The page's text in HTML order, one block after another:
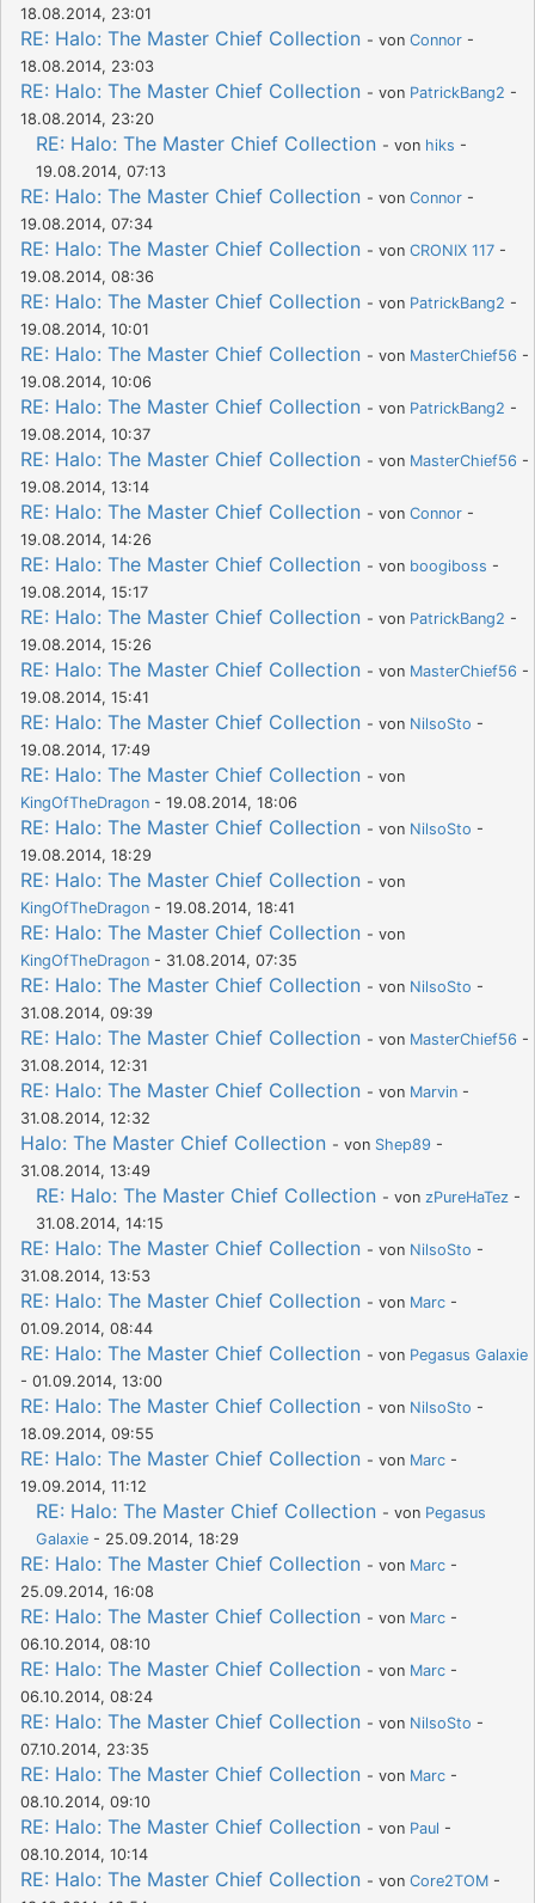
18.08.2014, 23:01
RE: Halo: The Master Chief Collection - von Connor -
18.08.2014, 23:03
RE: Halo: The Master Chief Collection - von PatrickBang2 -
18.08.2014, 23:20
RE: Halo: The Master Chief Collection - von hiks -
19.08.2014, 07:13
RE: Halo: The Master Chief Collection - von Connor -
19.08.2014, 07:34
RE: Halo: The Master Chief Collection - von CRONIX 117 -
19.08.2014, 08:36
RE: Halo: The Master Chief Collection - von PatrickBang2 -
19.08.2014, 10:01
RE: Halo: The Master Chief Collection - von MasterChief56 -
19.08.2014, 10:06
RE: Halo: The Master Chief Collection - von PatrickBang2 -
19.08.2014, 10:37
RE: Halo: The Master Chief Collection - von MasterChief56 -
19.08.2014, 13:14
RE: Halo: The Master Chief Collection - von Connor -
19.08.2014, 14:26
RE: Halo: The Master Chief Collection - von boogiboss -
19.08.2014, 15:17
RE: Halo: The Master Chief Collection - von PatrickBang2 -
19.08.2014, 15:26
RE: Halo: The Master Chief Collection - von MasterChief56 -
19.08.2014, 15:41
RE: Halo: The Master Chief Collection - von NilsoSto -
19.08.2014, 17:49
RE: Halo: The Master Chief Collection - von
KingOfTheDragon - 19.08.2014, 18:06
RE: Halo: The Master Chief Collection - von NilsoSto -
19.08.2014, 18:29
RE: Halo: The Master Chief Collection - von
KingOfTheDragon - 19.08.2014, 18:41
RE: Halo: The Master Chief Collection - von
KingOfTheDragon - 31.08.2014, 07:35
RE: Halo: The Master Chief Collection - von NilsoSto -
31.08.2014, 09:39
RE: Halo: The Master Chief Collection - von MasterChief56 -
31.08.2014, 12:31
RE: Halo: The Master Chief Collection - von Marvin -
31.08.2014, 12:32
Halo: The Master Chief Collection - von Shep89 -
31.08.2014, 13:49
RE: Halo: The Master Chief Collection - von zPureHaTez -
31.08.2014, 14:15
RE: Halo: The Master Chief Collection - von NilsoSto -
31.08.2014, 13:53
RE: Halo: The Master Chief Collection - von Marc -
01.09.2014, 08:44
RE: Halo: The Master Chief Collection - von Pegasus Galaxie
- 01.09.2014, 13:00
RE: Halo: The Master Chief Collection - von NilsoSto -
18.09.2014, 09:55
RE: Halo: The Master Chief Collection - von Marc -
19.09.2014, 11:12
RE: Halo: The Master Chief Collection - von Pegasus
Galaxie - 25.09.2014, 18:29
RE: Halo: The Master Chief Collection - von Marc -
25.09.2014, 16:08
RE: Halo: The Master Chief Collection - von Marc -
06.10.2014, 08:10
RE: Halo: The Master Chief Collection - von Marc -
06.10.2014, 08:24
RE: Halo: The Master Chief Collection - von NilsoSto -
07.10.2014, 23:35
RE: Halo: The Master Chief Collection - von Marc -
08.10.2014, 09:10
RE: Halo: The Master Chief Collection - von Paul -
08.10.2014, 10:14
RE: Halo: The Master Chief Collection - von Core2TOM -